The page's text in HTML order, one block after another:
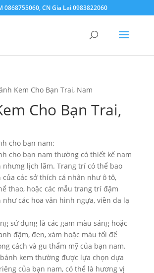
0868755060, CN Gia Lai 0983822060
Kem Cho Bạn Trai, Nam
Cho Bạn Trai,
cho bạn nam:
cho bạn nam thường có thiết kế nam
lịch lãm. Trang trí có thể bao
các sở thích cá nhân như ô tô,
thao, hoặc các mẫu trang trí đậm
các hoa văn hình ngựa, viền da lạ
sử dụng là các gam màu sáng hoặc
đậm, đen, xám hoặc màu tối để
cách và gu thẩm mỹ của bạn nam.
kem thường được lựa chọn dựa
của bạn nam, có thể là hương vị